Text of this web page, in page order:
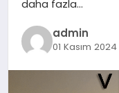
daha fazla…
admin
01 Kasım 2024